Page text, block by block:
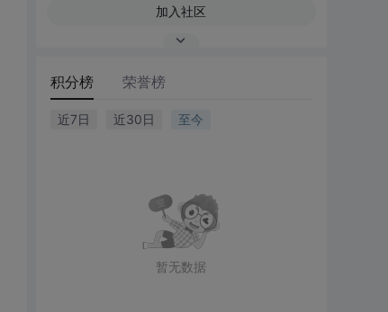
加入社区
积分榜 荣誉榜
近7日 近30日 至今
暂无数据